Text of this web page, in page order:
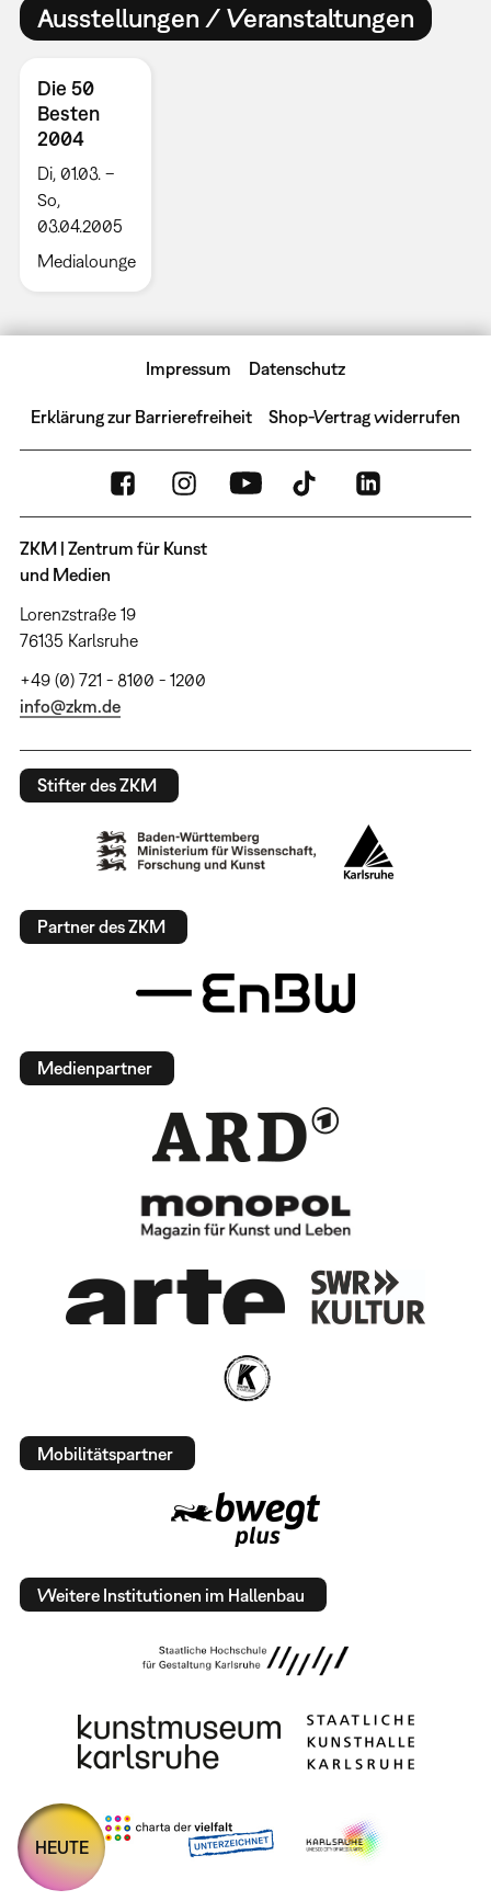
Ausstellungen / Veranstaltungen
Die 50
Besten
2004
Di, 01.03. –
So,
03.04.2005
Medialounge
Impressum Datenschutz
Erklärung zur Barrierefreiheit Shop-Vertrag widerrufen
ZKM | Zentrum für Kunst
und Medien
Lorenzstraße 19
76135 Karlsruhe
+49 (0) 721 - 8100 - 1200
info@zkm.de
Stifter des ZKM
Partner des ZKM
Medienpartner
Mobilitätspartner
Weitere Institutionen im Hallenbau
HEUTE